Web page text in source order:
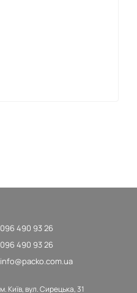
096 490 93 26
096 490 93 26
info@packo.com.ua
м. Київ, вул. Сирецька, 31